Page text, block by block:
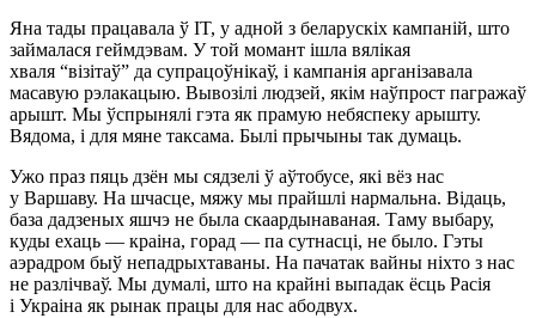
Яна тады працавала ў IT, у адной з беларускіх кампаній, што
займалася геймдэвам. У той момант ішла вялікая
хваля “візітаў” да супрацоўнікаў, і кампанія арганізавала
масавую рэлакацыю. Вывозілі людзей, якім наўпрост пагражаў
арышт. Мы ўспрынялі гэта як прамую небяспеку арышту.
Вядома, і для мяне таксама. Былі прычыны так думаць.
Ужо праз пяць дзён мы сядзелі ў аўтобусе, які вёз нас
у Варшаву. На шчасце, мяжу мы прайшлі нармальна. Відаць,
база дадзеных яшчэ не была скаардынаваная. Таму выбару,
куды ехаць — краіна, горад — па сутнасці, не было. Гэты
аэрадром быў непадрыхтаваны. На пачатак вайны ніхто з нас
не разлічваў. Мы думалі, што на крайні выпадак ёсць Расія
і Украіна як рынак працы для нас абодвух.